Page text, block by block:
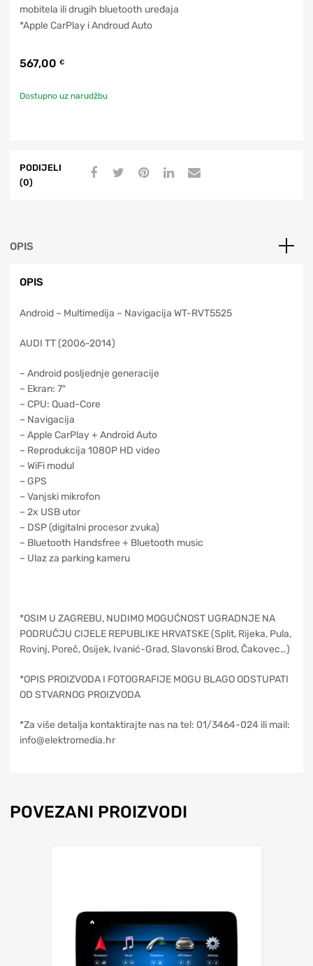
mobitela ili drugih bluetooth uređaja
*Apple CarPlay i Androud Auto
567,00 €
Dostupno uz narudžbu
PODIJELI
(0)
OPIS
OPIS
Android – Multimedija – Navigacija WT-RVT5525
AUDI TT (2006-2014)
– Android posljednje generacije
– Ekran: 7″
– CPU: Quad-Core
– Navigacija
– Apple CarPlay + Android Auto
– Reprodukcija 1080P HD video
– WiFi modul
– GPS
– Vanjski mikrofon
– 2x USB utor
– DSP (digitalni procesor zvuka)
– Bluetooth Handsfree + Bluetooth music
– Ulaz za parking kameru
*OSIM U ZAGREBU, NUDIMO MOGUĆNOST UGRADNJE NA
PODRUČJU CIJELE REPUBLIKE HRVATSKE (Split, Rijeka, Pula,
Rovinj, Poreč, Osijek, Ivanić-Grad, Slavonski Brod, Čakovec…)
*OPIS PROIZVODA I FOTOGRAFIJE MOGU BLAGO ODSTUPATI
OD STVARNOG PROIZVODA
*Za više detalja kontaktirajte nas na tel: 01/3464-024 ili mail:
info@elektromedia.hr
POVEZANI PROIZVODI